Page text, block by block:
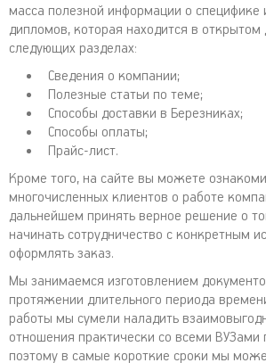
масса полезной информации о специфике
дипломов, которая находится в открытом
следующих разделах:
Сведения о компании;
Полезные статьи по теме;
Способы доставки в Березниках;
Способы оплаты;
Прайс-лист.
Кроме того, на сайте вы можете
многочисленных клиентов о работе
дальнейшем принять верное решение о
начинать сотрудничество с конкретным
оформлять заказ.
Мы занимаемся изготовлением
протяжении длительного периода
работы мы сумели наладить
отношения практически со всеми ВУЗами
поэтому в самые короткие сроки мы